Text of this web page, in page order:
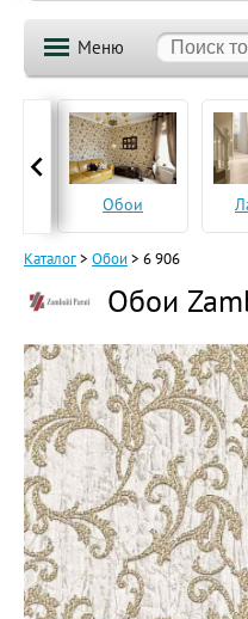
Меню
Обои
Каталог> Обои> 6 906
Обои